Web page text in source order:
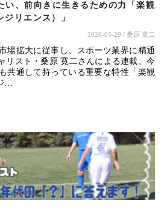
い、前向きに生きるための力「楽観
リエンス）」
2026-05-29 / 桑原 寛二
場拡大に従事し、スポーツ業界に精通
リスト・桑原 寛二さんによる連載。今
共通して持っている重要な特性「楽観
…